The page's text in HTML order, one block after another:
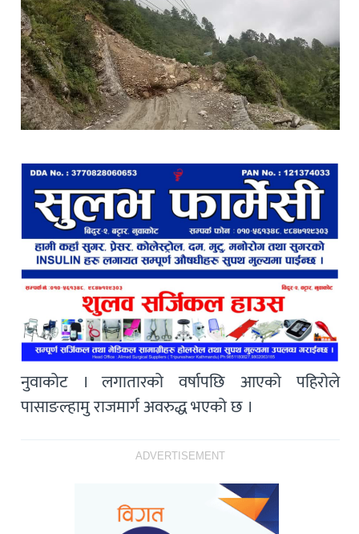
नुवाकोट । लगातारको वर्षापछि आएको पहिरोले
पासाङल्हामु राजमार्ग अवरुद्ध भएको छ ।
ADVERTISEMENT